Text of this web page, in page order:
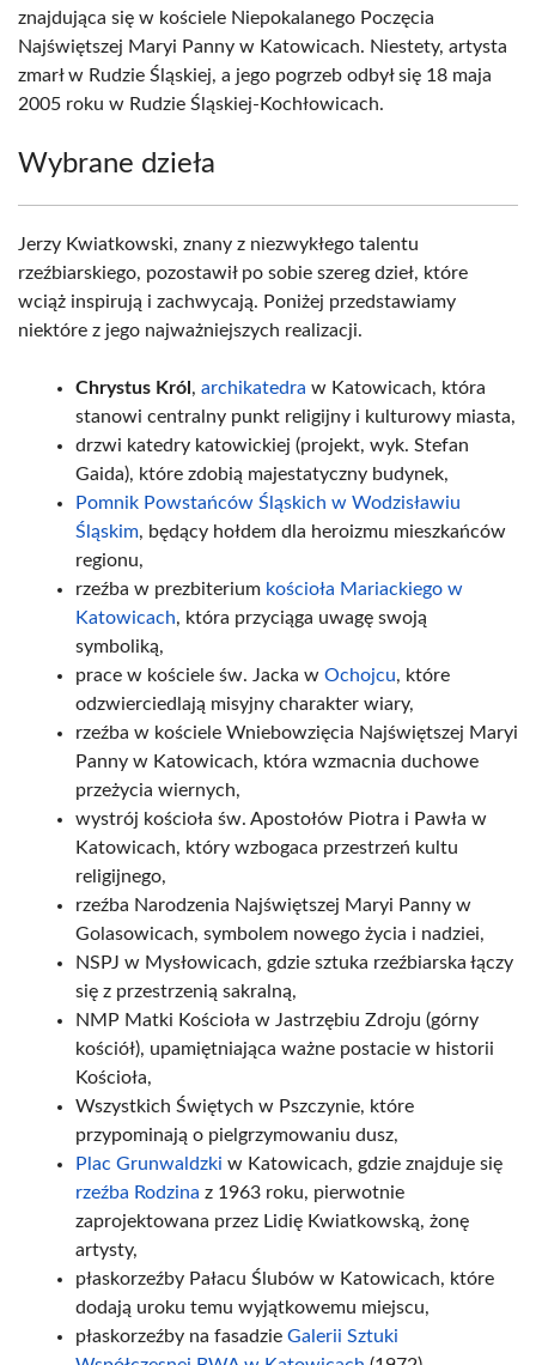
znajdująca się w kościele Niepokalanego Poczęcia
Najświętszej Maryi Panny w Katowicach. Niestety, artysta
zmarł w Rudzie Śląskiej, a jego pogrzeb odbył się 18 maja
2005 roku w Rudzie Śląskiej-Kochłowicach.
Wybrane dzieła
Jerzy Kwiatkowski, znany z niezwykłego talentu
rzeźbiarskiego, pozostawił po sobie szereg dzieł, które
wciąż inspirują i zachwycają. Poniżej przedstawiamy
niektóre z jego najważniejszych realizacji.
Chrystus Król , archikatedra w Katowicach, która
stanowi centralny punkt religijny i kulturowy miasta,
drzwi katedry katowickiej (projekt, wyk. Stefan
Gaida), które zdobią majestatyczny budynek,
Pomnik Powstańców Śląskich w Wodzisławiu
Śląskim, będący hołdem dla heroizmu mieszkańców
regionu,
rzeźba w prezbiterium kościoła Mariackiego w
Katowicach, która przyciąga uwagę swoją
symboliką,
prace w kościele św. Jacka w Ochojcu, które
odzwierciedlają misyjny charakter wiary,
rzeźba w kościele Wniebowzięcia Najświętszej Maryi
Panny w Katowicach, która wzmacnia duchowe
przeżycia wiernych,
wystrój kościoła św. Apostołów Piotra i Pawła w
Katowicach, który wzbogaca przestrzeń kultu
religijnego,
rzeźba Narodzenia Najświętszej Maryi Panny w
Golasowicach, symbolem nowego życia i nadziei,
NSPJ w Mysłowicach, gdzie sztuka rzeźbiarska łączy
się z przestrzenią sakralną,
NMP Matki Kościoła w Jastrzębiu Zdroju (górny
kościół), upamiętniająca ważne postacie w historii
Kościoła,
Wszystkich Świętych w Pszczynie, które
przypominają o pielgrzymowaniu dusz,
Plac Grunwaldzki w Katowicach, gdzie znajduje się
rzeźba Rodzina z 1963 roku, pierwotnie
zaprojektowana przez Lidię Kwiatkowską, żonę
artysty,
płaskorzeźby Pałacu Ślubów w Katowicach, które
dodają uroku temu wyjątkowemu miejscu,
płaskorzeźby na fasadzie Galerii Sztuki